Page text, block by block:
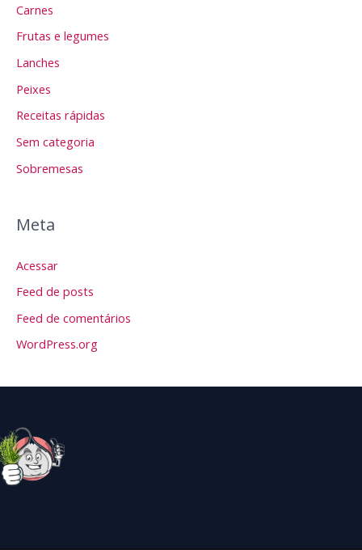
Carnes
Frutas e legumes
Lanches
Peixes
Receitas rápidas
Sem categoria
Sobremesas
Meta
Acessar
Feed de posts
Feed de comentários
WordPress.org